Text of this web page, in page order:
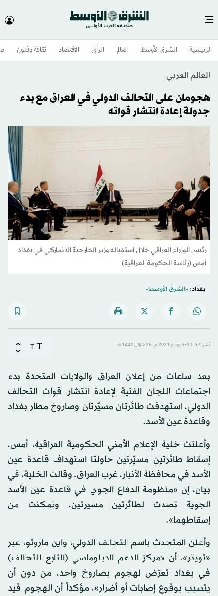
الرئيسية الشرق الأوسط​ العالم الرأي الاقتصاد ثقافة وفنون
العالم العربي
هجومان على التحالف الدولي في العراق مع بدء
جدولة إعادة انتشار قواته
رئيس الوزراء العراقي خلال استقباله وزير الخارجية الدنماركي في بغداد
أمس (رئاسة الحكومة العراقية)
بغداد:«الشرق الأوسط»
نُشر: 23:32-6 يونيو 2021 م ـ 26 شوّال 1442 هـ T
T
بعد ساعات من إعلان العراق والولايات المتحدة بدء
اجتماعات اللجان الفنية لإعادة انتشار قوات التحالف
الدولي، استهدفت طائرتان مسيّرتان وصاروخ مطار بغداد
وقاعدة عين الأسد.
وأعلنت خلية الإعلام الأمني الحكومية العراقية، أمس،
إسقاط طائرتين مسيّرتين حاولتا استهداف قاعدة عين
الأسد في محافظة الأنبار، غرب العراق. وقالت الخلية، في
بيان، إن «منظومة الدفاع الجوي في قاعدة عين الأسد
الجوية تصدت لطائرتين مسيرتين، وتمكنت من
إسقاطهما».
وأعلن المتحدث باسم التحالف الدولي، واين ماروتو، عبر
«تويتر»، أن «مركز الدعم الدبلوماسي (التابع للتحالف)
في بغداد تعرّض لهجوم بصاروخ واحد، من دون أن
يتسبب بوقوع إصابات أو أضرار»، مؤكداً أن الهجوم قيد